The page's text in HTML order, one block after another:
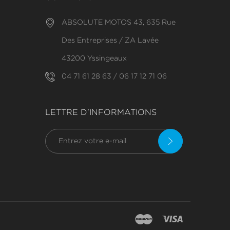
ABSOLUTE MOTOS 43, 635 Rue
Des Entreprises / ZA Lavée
43200 Yssingeaux
04 71 61 28 63 / 06 17 12 71 06
LETTRE D'INFORMATIONS